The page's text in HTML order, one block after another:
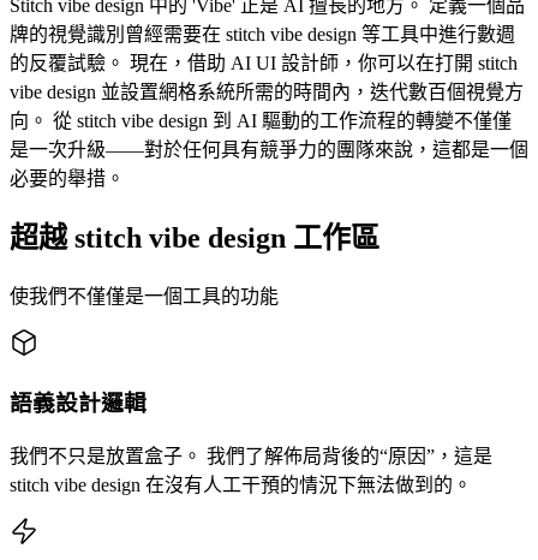
Stitch vibe design 中的 'Vibe' 正是 AI 擅長的地方。 定義一個品
牌的視覺識別曾經需要在 stitch vibe design 等工具中進行數週
的反覆試驗。 現在，借助 AI UI 設計師，你可以在打開 stitch
vibe design 並設置網格系統所需的時間內，迭代數百個視覺方
向。 從 stitch vibe design 到 AI 驅動的工作流程的轉變不僅僅
是一次升級——對於任何具有競爭力的團隊來說，這都是一個
必要的舉措。
超越 stitch vibe design 工作區
使我們不僅僅是一個工具的功能
語義設計邏輯
我們不只是放置盒子。 我們了解佈局背後的“原因”，這是
stitch vibe design 在沒有人工干預的情況下無法做到的。